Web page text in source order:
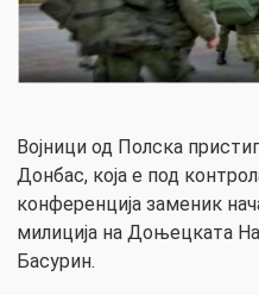
Војници од Полска
Донбас, која е под
конференција заменик
милиција на Доњецката
Басурин.